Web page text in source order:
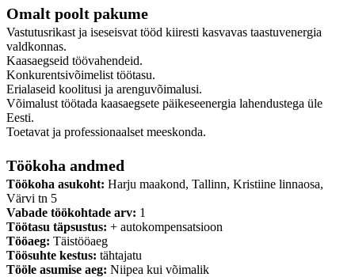
Omalt poolt pakume
Vastutusrikast ja iseseisvat tööd kiiresti kasvavas taastuvenergia
valdkonnas.
Kaasaegseid töövahendeid.
Konkurentsivõimelist töötasu.
Erialaseid koolitusi ja arenguvõimalusi.
Võimalust töötada kaasaegsete päikeseenergia lahendustega üle
Eesti.
Toetavat ja professionaalset meeskonda.
Töökoha andmed
Töökoha asukoht: Harju maakond, Tallinn, Kristiine linnaosa,
Värvi tn 5
Vabade töökohtade arv: 1
Töötasu täpsustus: + autokompensatsioon
Tööaeg: Täistööaeg
Töösuhte kestus: tähtajatu
Tööle asumise aeg: Niipea kui võimalik